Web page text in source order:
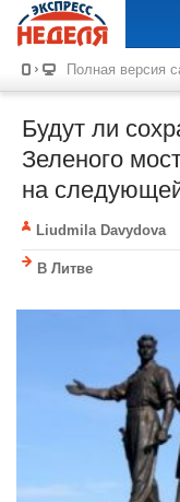
Полная версия
Будут ли
Зеленого
на
Liudmila Davydova
В Литве